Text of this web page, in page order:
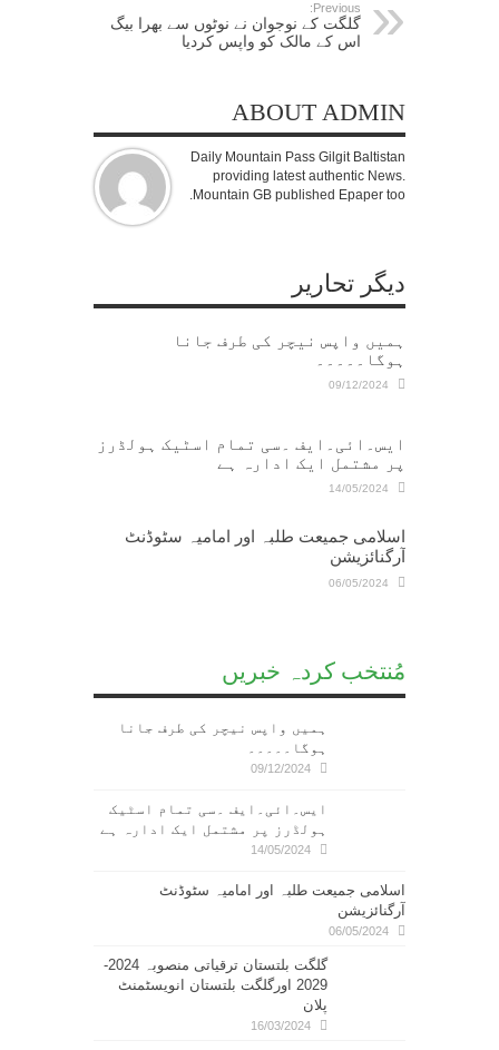
Previous:
گلگت کے نوجوان نے نوٹوں سے بھرا بیگ
اس کے مالک کو واپس کردیا
ABOUT ADMIN
Daily Mountain Pass Gilgit Baltistan
providing latest authentic News.
Mountain GB published Epaper too.
دیگر تحاریر
ہمیں واپس نیچر کی طرف جانا
ہوگا۔۔۔۔۔
09/12/2024
ایس۔ائی۔ایف ۔سی تمام اسٹیک ہولڈرز
پر مشتمل ایک ادارہ ہے
14/05/2024
اسلامی جمیعت طلبہ اور امامیہ سٹوڈنٹ
آرگنائزیشن
06/05/2024
مُنتخب کردہ خبریں
ہمیں واپس نیچر کی طرف جانا
ہوگا۔۔۔۔۔
09/12/2024
ایس۔ائی۔ایف ۔سی تمام اسٹیک
ہولڈرز پر مشتمل ایک ادارہ ہے
14/05/2024
اسلامی جمیعت طلبہ اور امامیہ سٹوڈنٹ
آرگنائزیشن
06/05/2024
گلگت بلتستان ترقیاتی منصوبہ 2024-
2029 اورگلگت بلتستان انویسٹمنٹ
پلان
16/03/2024